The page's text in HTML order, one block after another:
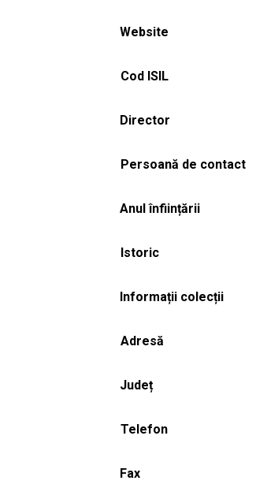
Website
Cod ISIL
Director
Persoană de contact
Anul înființării
Istoric
Informații colecții
Adresă
Județ
Telefon
Fax